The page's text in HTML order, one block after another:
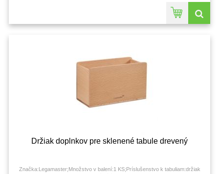
Držiak doplnkov pre sklenené tabule drevený
Značka:Legamaster;Množstvo v balení:1 KS;Príslušenstvo k tabuliam:držiak